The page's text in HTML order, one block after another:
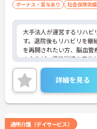
ボーナス・賞与あり
社会保険完備
大手法人が運営するリハビ
す。退院後もリハビリを継
を再開されたい方、脳血管
の方など、機能訓練を目的
す。日勤のみ、残業もほと
バランスを大事に出来ます
ご興味のある方はお気軽に
詳細を見る
通所介護（デイサービス）